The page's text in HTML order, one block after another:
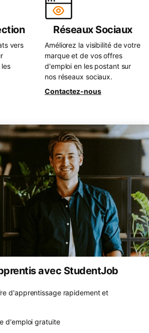
vers
Réseaux Sociaux
Améliorez la visibilité de votre
marque et de vos offres
d'emploi en les postant sur
nos réseaux sociaux.
Contactez-nous
avec StudentJob
d'apprentissage rapidement et
d'emploi gratuite